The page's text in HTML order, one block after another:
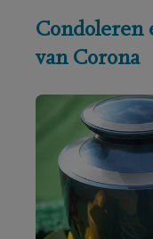
Condoleren
van Corona